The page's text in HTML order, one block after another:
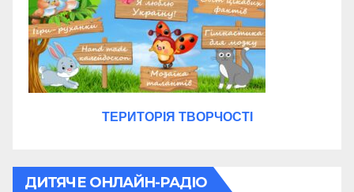
ТЕРИТОРІЯ ТВОРЧОСТІ
ДИТЯЧЕ ОНЛАЙН-РАДІО